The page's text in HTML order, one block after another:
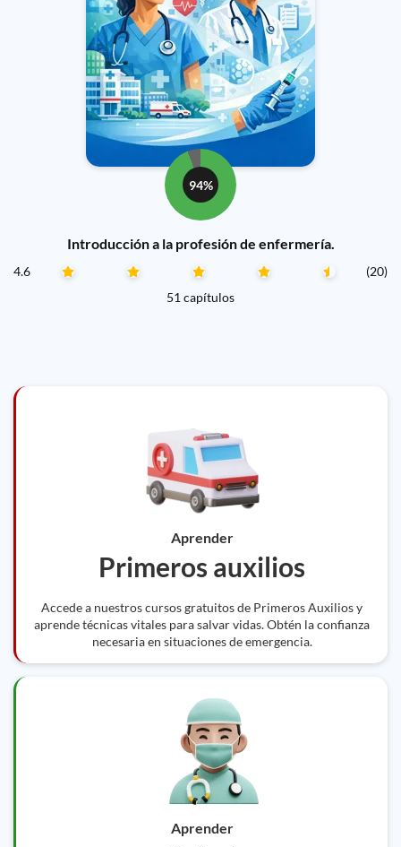
94%
Introducción a la profesión de enfermería.
4.6
(20)
51 capítulos
Aprender
Primeros auxilios
Accede a nuestros cursos gratuitos de Primeros Auxilios y
aprende técnicas vitales para salvar vidas. Obtén la confianza
necesaria en situaciones de emergencia.
Aprender